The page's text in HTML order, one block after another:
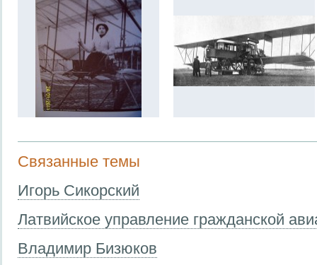
Связанные темы
Игорь Сикорский
Латвийское управление гражданской
Владимир Бизюков